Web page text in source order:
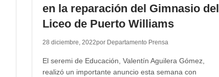
en la reparación del Gimnasio del
Liceo de Puerto Williams
28 diciembre, 2022por Departamento Prensa
El seremi de Educación, Valentín Aguilera Gómez,
realizó un importante anuncio esta semana con